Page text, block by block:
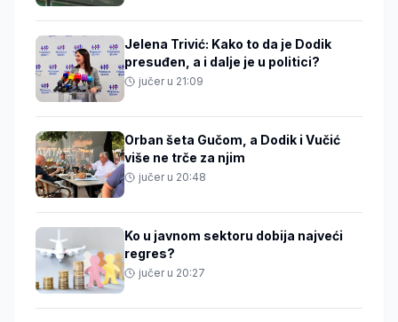
Jelena Trivić: Kako to da je Dodik
presuđen, a i dalje je u politici?
jučer u 21:09
Orban šeta Gučom, a Dodik i Vučić
više ne trče za njim
jučer u 20:48
Ko u javnom sektoru dobija najveći
regres?
jučer u 20:27